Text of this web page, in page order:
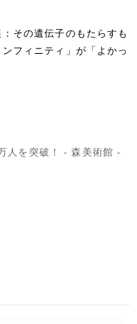
その遺伝子のもたらすも
フィニティ」が「よかっ
人を突破！ - 森美術館 -